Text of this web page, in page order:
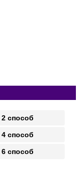
2 способ
4 способ
6 способ